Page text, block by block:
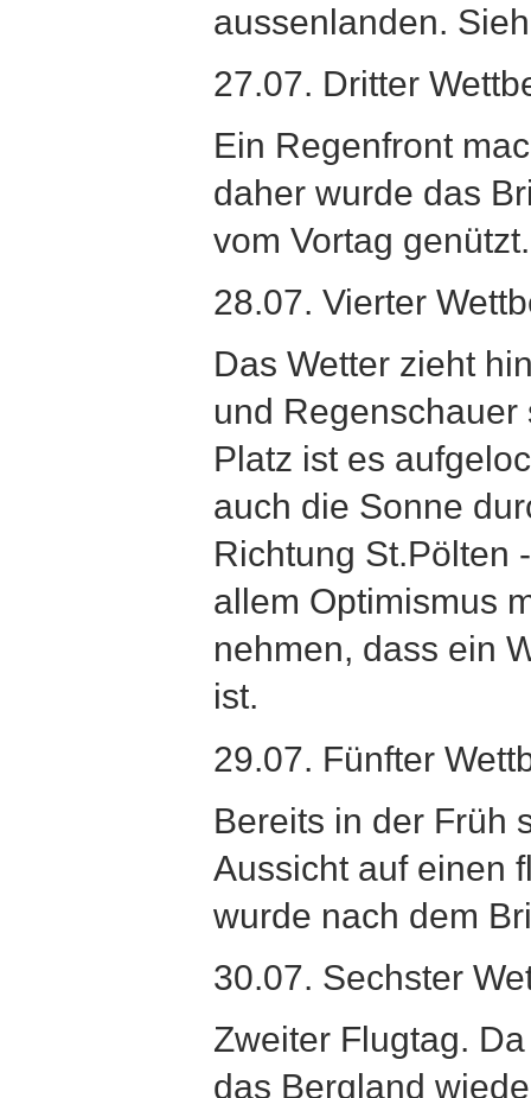
aussenlanden.
27.07. Dritter
Ein Regenfront
daher wurde das
vom Vortag genützt.
28.07. Vierter
Das Wetter zieht
und
Platz ist es
auch die Sonne
Richtung St.Pölten
allem Optimismus
nehmen, dass ein
ist.
29.07. Fünfter
Bereits in der Früh
Aussicht auf einen
wurde nach dem
30.07. Sechster
Zweiter Flugtag.
das Bergland